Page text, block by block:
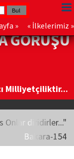
» « İlkelerimiz »
GÖRÜŞÜ
Milliyetçiliktir...
Onlar diridirler..."
Bakara-154